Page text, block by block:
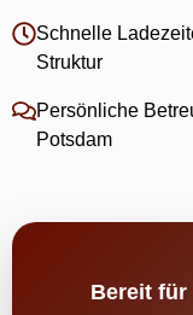
Schnelle
Struktur
Persönliche
Potsdam
Bereit für